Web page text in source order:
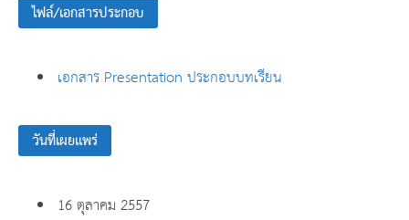
ไฟล์/เอกสารประกอบ
เอกสาร Presentation ประกอบบทเรียน
วันที่เผยแพร่
16 ตุลาคม 2557